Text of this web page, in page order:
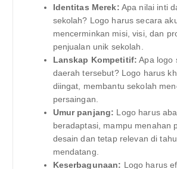
Identitas Merek: Apa nilai inti
sekolah? Logo harus secara
mencerminkan misi, visi, dan
penjualan unik sekolah.
Lanskap Kompetitif: Apa logo
daerah tersebut? Logo harus
diingat, membantu sekolah
persaingan.
Umur panjang: Logo harus
beradaptasi, mampu menahan
desain dan tetap relevan di
mendatang.
Keserbagunaan: Logo harus